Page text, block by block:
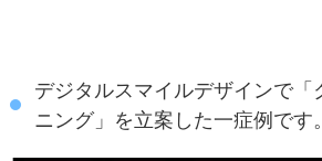
デジタルスマイルデザインで「
ニング」を立案した一症例です。